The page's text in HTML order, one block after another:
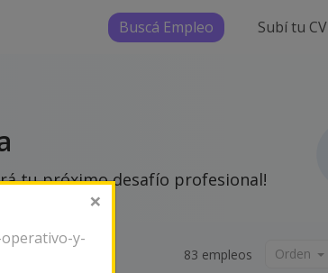
Buscá Empleo Subí tu CV
tu próximo desafío profesional!
83 empleos Orden
×
y-